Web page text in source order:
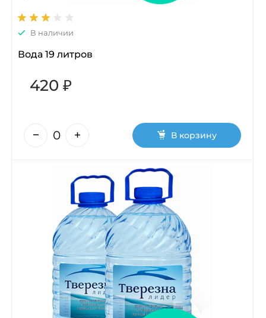
В наличии
Вода 19 литров
420 ₽
В корзину